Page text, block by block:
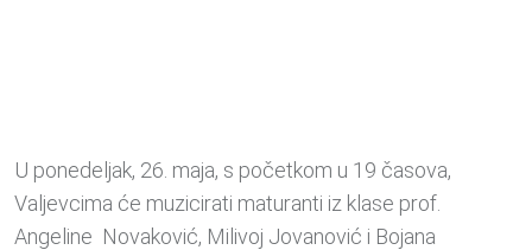
U ponedeljak, 26. maja, s početkom u 19 časova,
Valjevcima će muzicirati maturanti iz klase prof.
Angeline Novaković, Milivoj Jovanović i Bojana